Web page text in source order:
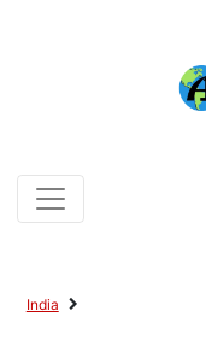
India